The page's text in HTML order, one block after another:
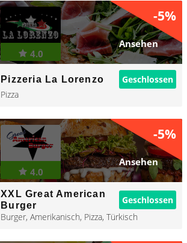
-5%
Ansehen
4.0
Pizzeria La Lorenzo
Geschlossen
Pizza
-5%
Ansehen
4.0
XXL Great American
Burger
Geschlossen
Burger,Amerikanisch, Pizza,Türkisch